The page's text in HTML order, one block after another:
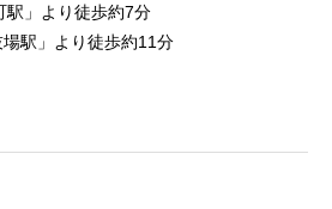
駅」より徒歩約7分
駅」より徒歩約11分